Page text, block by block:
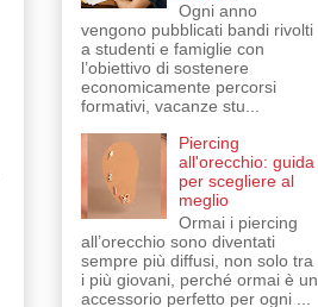
Ogni anno
vengono pubblicati bandi rivolti
a studenti e famiglie con
l’obiettivo di sostenere
economicamente percorsi
formativi, vacanze stu...
Piercing
all'orecchio: guida
per scegliere al
meglio
Ormai i piercing
all’orecchio sono diventati
sempre più diffusi, non solo tra
i più giovani, perché ormai è un
accessorio perfetto per ogni ...